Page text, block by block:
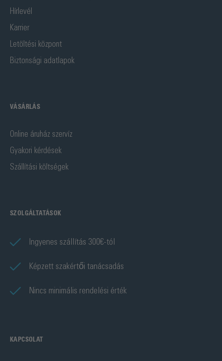
Hírlevél
Karrier
Letöltési központ
Biztonsági adatlapok
VÁSÁRLÁS
Online áruház szervíz
Gyakori kérdések
Szállítási költségek
SZOLGÁLTATÁSOK
Ingyenes szállítás 300€-tól
Képzett szakértői tanácsadás
Nincs minimális rendelési érték
KAPCSOLAT